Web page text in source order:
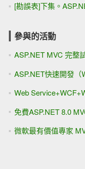
[勘誤表]下集。
參與的活動
ASP.NET MVC 完整
ASP.NET快速開發（
Web
免費ASP.NET 8.0
微軟最有價值專家